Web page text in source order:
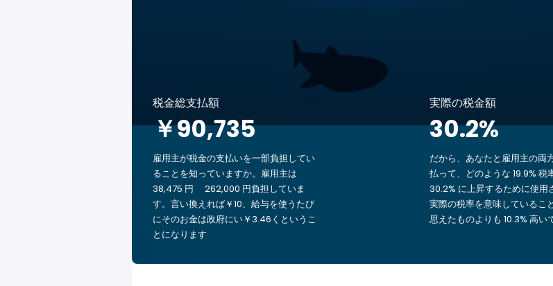
税金総支払額
￥90,735
雇用主が税金の支払いを一部負担してい
ることを知っていますか。雇用主は
38,475 円 262,000 円負担していま
す。言い換えれば￥10、給与を使うたび
にそのお金は政府にい￥3.46くというこ
とになります
実際の税金額
30.2%
だから、あなたと雇用主の両
払って、どのような 19.9% 税
30.2% に上昇するために使用
実際の税率を意味しているこ
思えたものよりも 10.3% 高い